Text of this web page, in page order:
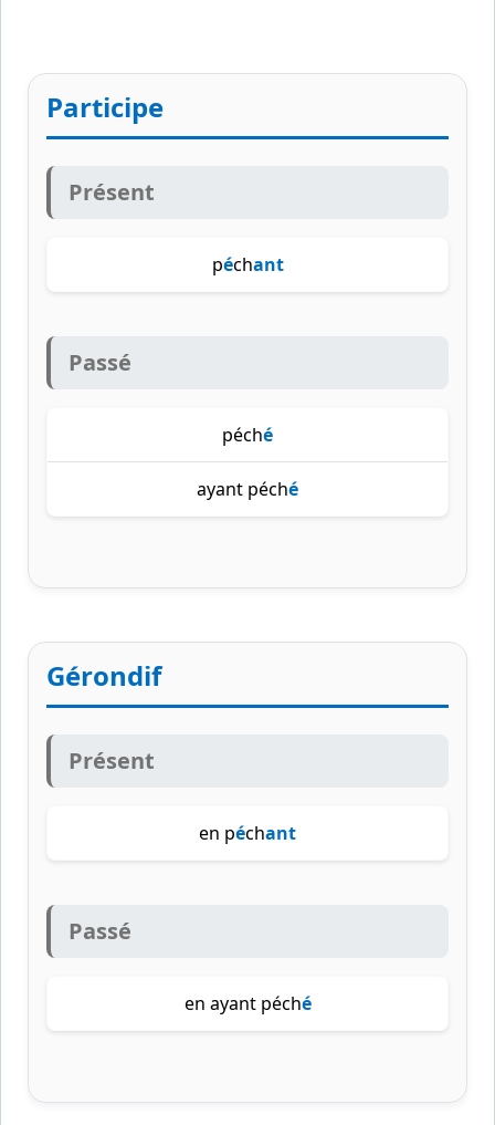
Participe
Présent
péchant
Passé
péché
ayant péché
Gérondif
Présent
en péchant
Passé
en ayant péché